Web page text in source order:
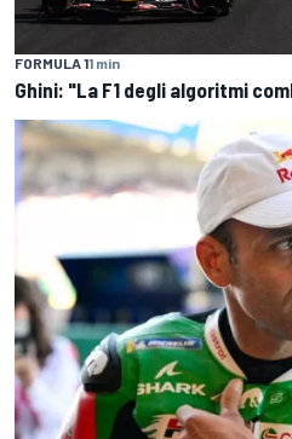
FORMULA 11 min
Ghini: "La F1 degli algoritmi